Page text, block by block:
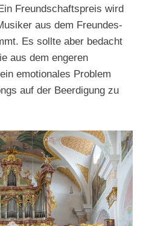
Freundschaftspreis wird
aus dem Freundes-
Es sollte aber bedacht
aus dem engeren
emotionales Problem
auf der Beerdigung zu